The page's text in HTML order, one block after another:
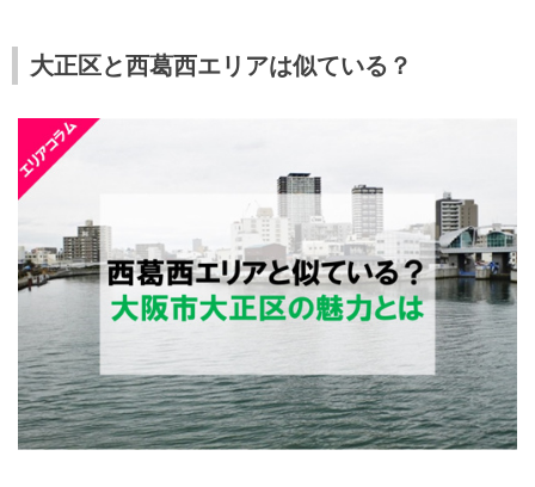
大正区と西葛西エリアは似ている？